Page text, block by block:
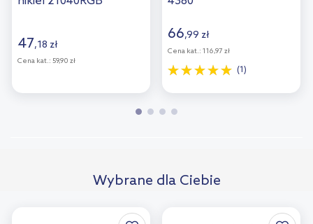
47,18 zł
Cena kat.: 59,90 zł
66,99 zł
Cena kat.: 116,97 zł
(1)
Wybrane dla Ciebie